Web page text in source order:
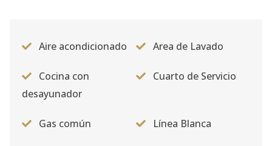
Aire acondicionado Area de Lavado
Cocina con
desayunador
Cuarto de Servicio
Gas común Línea Blanca